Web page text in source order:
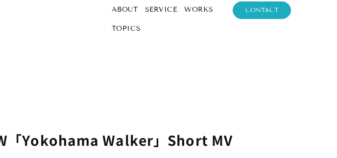
ABOUT SERVICE WORKS
TOPICS
CONTACT
「Yokohama Walker」Short MV